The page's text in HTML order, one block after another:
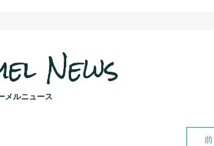
News
メルニュース